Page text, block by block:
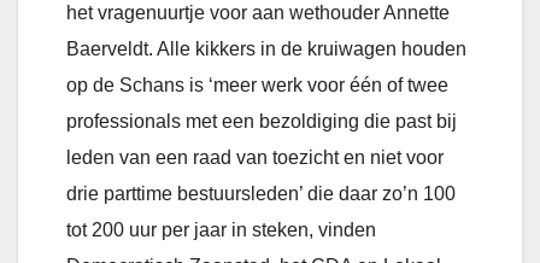
het vragenuurtje voor aan wethouder Annette
Baerveldt. Alle kikkers in de kruiwagen houden
op de Schans is ‘meer werk voor één of twee
professionals met een bezoldiging die past bij
leden van een raad van toezicht en niet voor
drie parttime bestuursleden’ die daar zo’n 100
tot 200 uur per jaar in steken, vinden